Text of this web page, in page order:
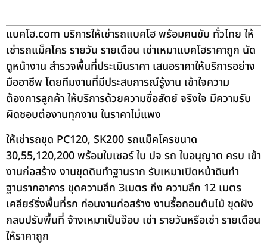
แบคโฮ.com บริการให้เช่ารถแบคโฮ พร้อมคนขับ ทั่วไทย ให้
เช่ารถแม็คโคร รายวัน รายเดือน เช่าเหมาแบคโฮราคาถูก นัด
ดูหน้างาน สำรวจพื้นที่ประเมินราคา เสนอราคาให้บริการอย่าง
มืออาชีพ โดยทีมงานที่มีประสบการณ์รู้งาน เข้าใจความ
ต้องการลูกค้า ให้บริการด้วยความซื่อสัตย์ จริงใจ มีความรับ
ผิดชอบต่องานทุกงาน ในราคาไม่แพง
ให้เช่ารถขุด PC120, SK200 รถแม็คโครขนาด
30,55,120,200 พร้อมใบเซอร์ ใบ ปจ รถ ใบอนุญาต ครบ เข้า
งานก่อสร้าง งานขุดดินทำฐานราก รับเหมาเปิดหน้าดินทำ
ฐานรากอาคาร ขุดความลึก 3เมตร ถึง ความลึก 12 เมตร
เคลียร์ริ่งพื้นที่รก ก่อนงานก่อสร้าง งานรื้อถอนต้นไม้ ขุดฝัง
กลบปรับพื้นที่ จ้างเหมาเป็นจ๊อบ เช่า รายวันหรือเช่า รายเดือน
ให้ราคาถูก